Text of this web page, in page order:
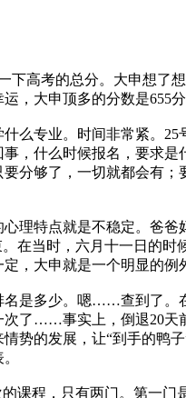
高考的总分。大申想了
，大申顶多的分数是655分
么专业。时间非常紧。25
，什么时候报名，要求是
分够了，一切就都会有；
理特点就是不稳定。爸爸
在当时，六月十一日的时
，大申就是一个明显的例
名是多少。嗯……查到了。
次了……事实上，倒退20
势的发展，让“到手的鸭
课程，只有两门。第一门